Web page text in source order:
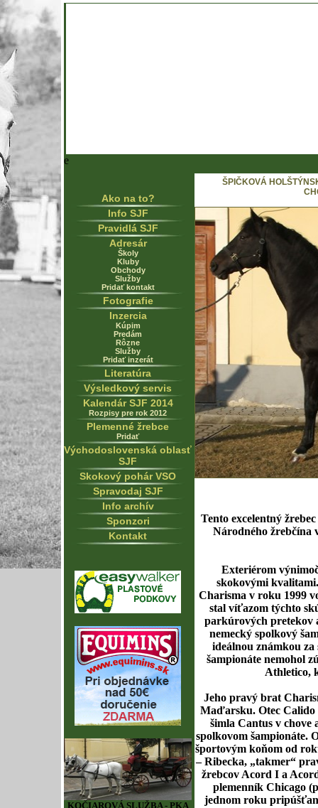
e
Ako na to?
Info SJF
Pravidlá SJF
Adresár
Školy
Kluby
Obchody
Služby
Pridať kontakt
Fotografie
Inzercia
Kúpim
Predám
Rôzne
Služby
Pridať inzerát
Literatúra
Výsledkový servis
Kalendár SJF 2014
Rozpisy pre rok 2012
Plemenné žrebce
Pridať
Východoslovenská oblasť
SJF
Skokový pohár VSO
Spravodaj SJF
Info archív
Sponzori
Kontakt
KOČIAROVÁ SLUŽBA - PKA
ŠPIČKOVÁ
Tento excelentný
Národného žrebčína
Exteriérom
skokovými
Charisma v roku 1999
stal víťazom týchto
parkúrových pretekov
nemecký spolkový
ideálnou známkou
šampionáte nemohol
Athletico,
Jeho pravý brat
Maďarsku. Otec Calido
šimla Cantus v chove
spolkovom šampionáte.
športovým koňom od
– Ribecka, „takmer“
žrebcov Acord I a
plemenník Chicago
jednom roku